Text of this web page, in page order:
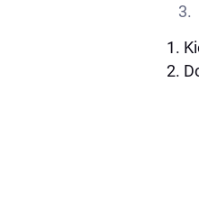
1.
2.